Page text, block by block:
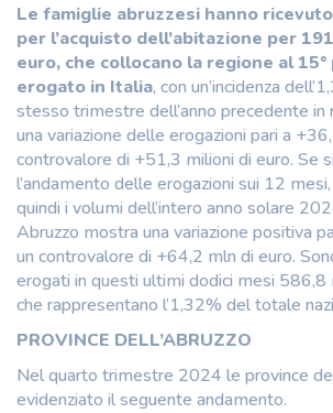
Le famiglie abruzzesi hanno
per l’acquisto dell’abitazione per
euro, che collocano la regione al
erogato in Italia, con un’incidenza
stesso trimestre dell’anno precedente in
una variazione delle erogazioni pari a
controvalore di +51,3 milioni di euro. Se
l’andamento delle erogazioni sui 12
quindi i volumi dell’intero anno solare
Abruzzo mostra una variazione positiva
un controvalore di +64,2 mln di euro.
erogati in questi ultimi dodici mesi 586,8
che rappresentano l’1,32% del totale
PROVINCE DELL’ABRUZZO
Nel quarto trimestre 2024 le province
evidenziato il seguente andamento.